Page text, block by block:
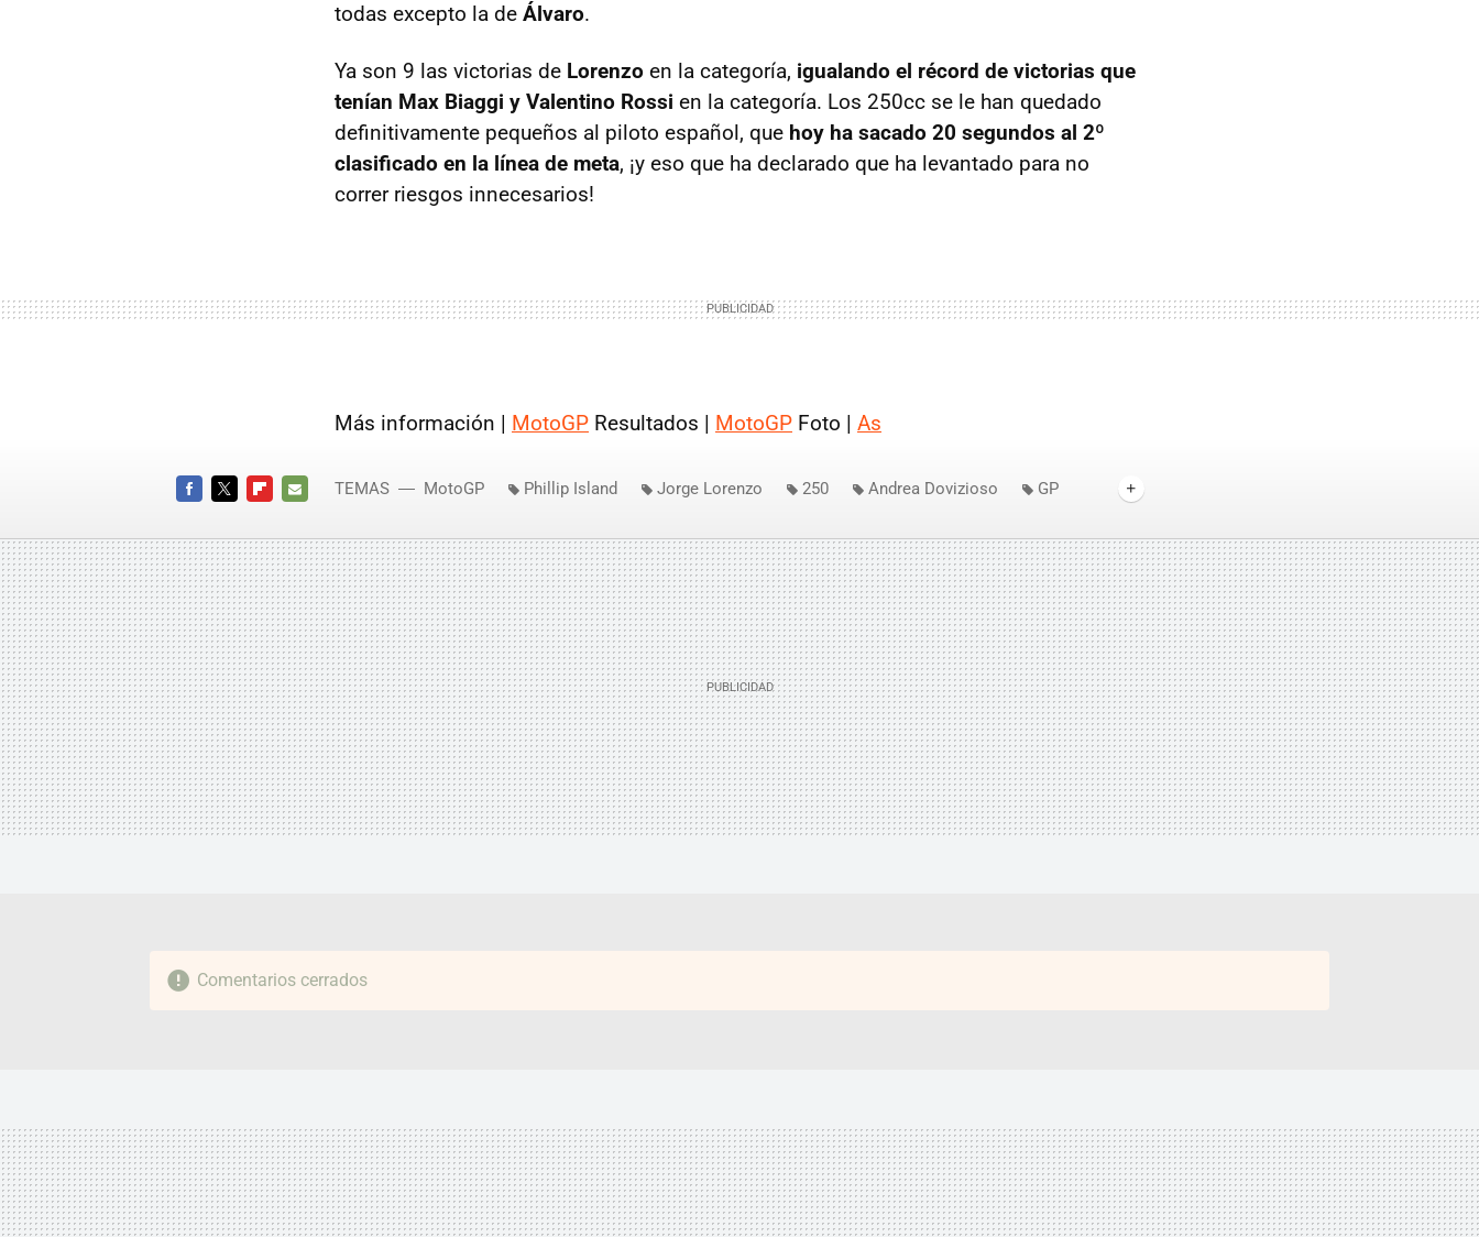
todas excepto la de Álvaro.
Ya son 9 las victorias de Lorenzo en la categoría, igualando el récord de victorias que
tenían Max Biaggi y Valentino Rossi en la categoría. Los 250cc se le han quedado
definitivamente pequeños al piloto español, que hoy ha sacado 20 segundos al 2º
clasificado en la línea de meta, ¡y eso que ha declarado que ha levantado para no
correr riesgos innecesarios!
Más información | MotoGP Resultados | MotoGP Foto | As
MAIL
TEMAS MotoGP Phillip Island Jorge Lorenzo 250 Andrea Dovizioso
GP
Comentarios cerrados